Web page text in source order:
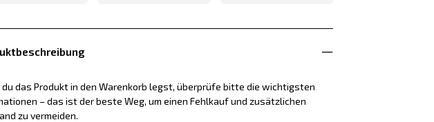
du das Produkt in den Warenkorb legst, überprüfe bitte die wichtigsten
– das ist der beste Weg, um einen Fehlkauf und zusätzlichen
zu vermeiden.